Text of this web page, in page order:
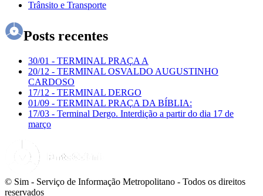
Trânsito e Transporte
Posts recentes
30/01 - TERMINAL PRAÇA A
20/12 - TERMINAL OSVALDO AUGUSTINHO
CARDOSO
17/12 - TERMINAL DERGO
01/09 - TERMINAL PRAÇA DA BÍBLIA:
17/03 - Terminal Dergo. Interdição a partir do dia 17 de
março
© Sim - Serviço de Informação Metropolitano - Todos os direitos
reservados